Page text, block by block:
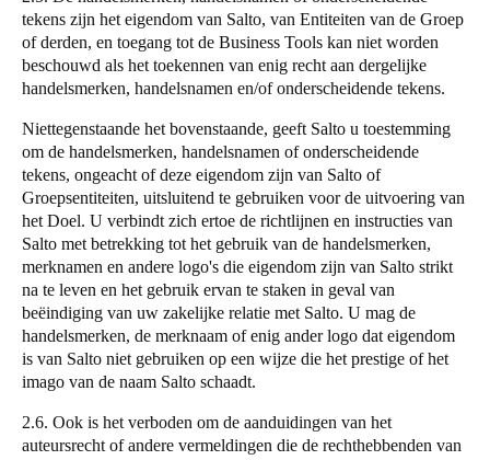
tekens zijn het eigendom van Salto, van Entiteiten van de Groep
of derden, en toegang tot de Business Tools kan niet worden
beschouwd als het toekennen van enig recht aan dergelijke
handelsmerken, handelsnamen en/of onderscheidende tekens.
Niettegenstaande het bovenstaande, geeft Salto u toestemming
om de handelsmerken, handelsnamen of onderscheidende
tekens, ongeacht of deze eigendom zijn van Salto of
Groepsentiteiten, uitsluitend te gebruiken voor de uitvoering van
het Doel. U verbindt zich ertoe de richtlijnen en instructies van
Salto met betrekking tot het gebruik van de handelsmerken,
merknamen en andere logo's die eigendom zijn van Salto strikt
na te leven en het gebruik ervan te staken in geval van
beëindiging van uw zakelijke relatie met Salto. U mag de
handelsmerken, de merknaam of enig ander logo dat eigendom
is van Salto niet gebruiken op een wijze die het prestige of het
imago van de naam Salto schaadt.
2.6. Ook is het verboden om de aanduidingen van het
auteursrecht of andere vermeldingen die de rechthebbenden van